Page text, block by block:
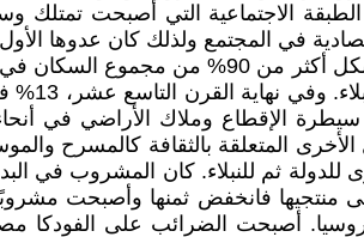
الاجتماعية التي أصبحت تمتلك
في المجتمع ولذلك كان عدوها
أما طبقة الفلاحيين والتي تشكل
سيطرة الإقطاع وملاك الأراضي في
الأخرى المتعلقة بالثقافة كالمسرح